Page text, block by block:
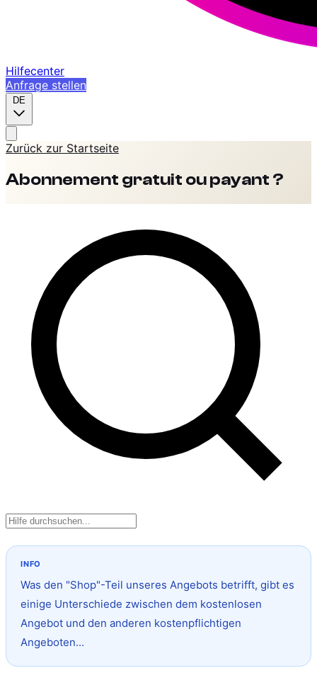
Hilfecenter
Anfrage stellen
DE
Zurück zur Startseite
Abonnement gratuit ou payant ?
Was den "Shop"-Teil unseres Angebots betrifft, gibt es
einige Unterschiede zwischen dem kostenlosen
Angebot und den anderen kostenpflichtigen
Angeboten...